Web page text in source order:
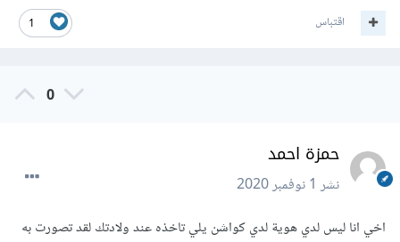
1 اقتباس
0
حمزة احمد
نشر1 نوفمبر 2020
اخي انا ليس لدي هوية لدي كواشن يلي تاخذه عند ولادتك لقد تصورت به